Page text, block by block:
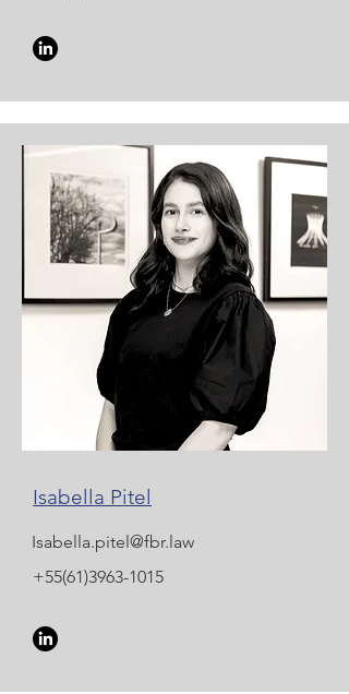
Isabella Pitel
Isabella.pitel@fbr.law
+55(61)3963-1015